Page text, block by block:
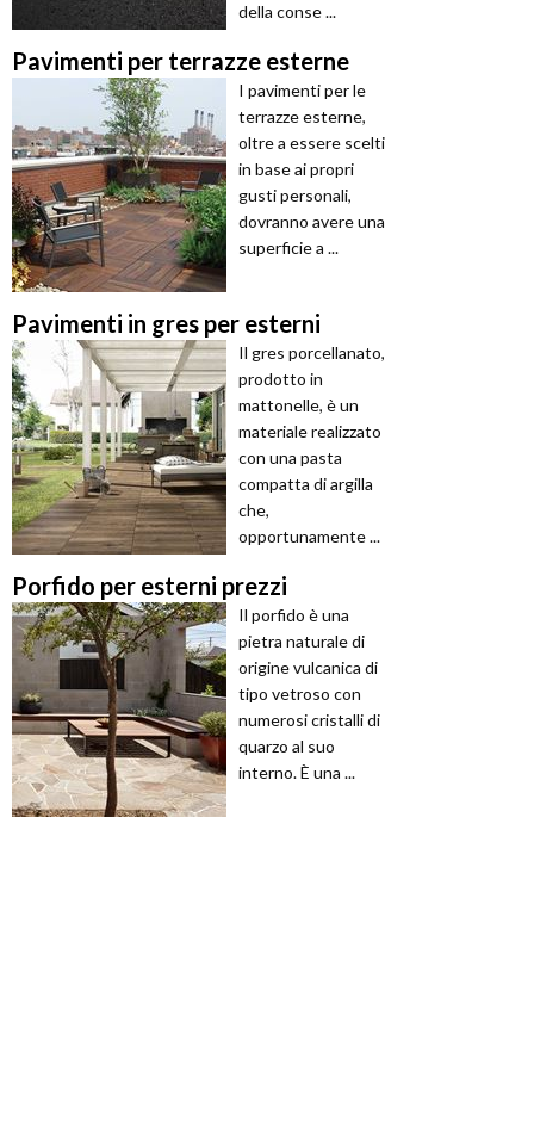
della conse ...
Pavimenti per terrazze esterne
I pavimenti per le
terrazze esterne,
oltre a essere scelti
in base ai propri
gusti personali,
dovranno avere una
superficie a ...
Pavimenti in gres per esterni
Il gres porcellanato,
prodotto in
mattonelle, è un
materiale realizzato
con una pasta
compatta di argilla
che,
opportunamente ...
Porfido per esterni prezzi
Il porfido è una
pietra naturale di
origine vulcanica di
tipo vetroso con
numerosi cristalli di
quarzo al suo
interno. È una ...